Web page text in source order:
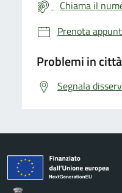
Chiama il
Prenota
Problemi in città
Segnala